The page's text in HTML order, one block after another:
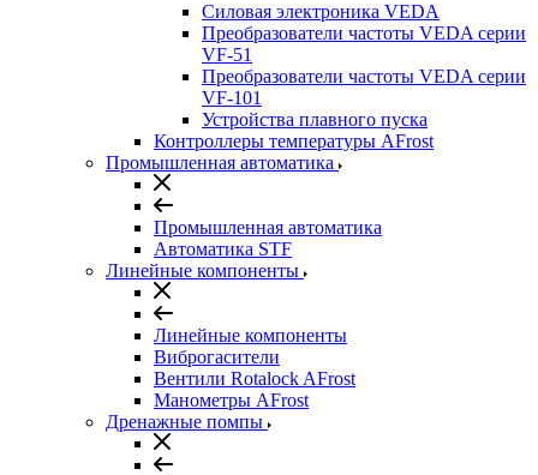
Силовая электроника VEDA
Преобразователи частоты VEDA серии
VF-51
Преобразователи частоты VEDA серии
VF-101
Устройства плавного пуска
Контроллеры температуры AFrost
Промышленная автоматика
Промышленная автоматика
Автоматика STF
Линейные компоненты
Линейные компоненты
Виброгасители
Вентили Rotalock AFrost
Манометры AFrost
Дренажные помпы